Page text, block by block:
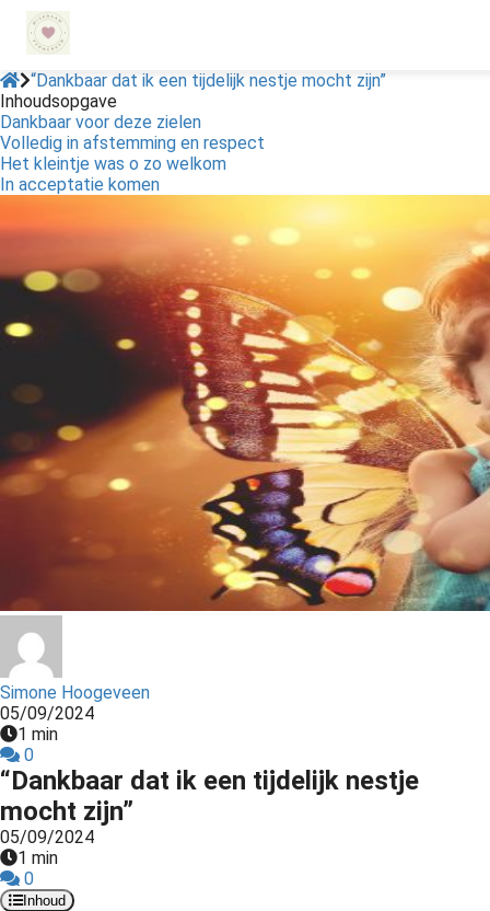
“Dankbaar dat ik een tijdelijk nestje mocht zijn”
Inhoudsopgave
Dankbaar voor deze zielen
Volledig in afstemming en respect
Het kleintje was o zo welkom
In acceptatie komen
Simone Hoogeveen
05/09/2024
1 min
0
“Dankbaar dat ik een tijdelijk nestje
mocht zijn”
05/09/2024
1 min
0
Inhoud
policy
om
gebruikt
deze
kan de
worden
om
te
over
van
op